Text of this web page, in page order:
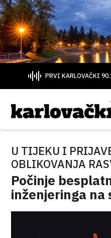
PRVI KARLOVAČKI
U TIJEKU I
OBLIKOVANJA
Počinje
inženjeringa na